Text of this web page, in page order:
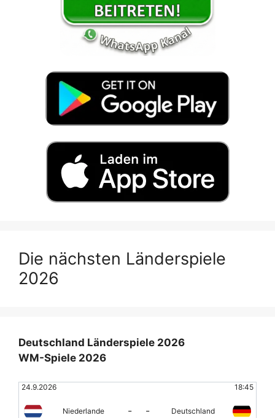
Die nächsten Länderspiele
2026
Deutschland Länderspiele 2026
WM-Spiele 2026
24.9.2026 18:45
Niederlande - - Deutschland